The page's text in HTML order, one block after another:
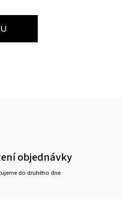
objednávky
do druhého dne